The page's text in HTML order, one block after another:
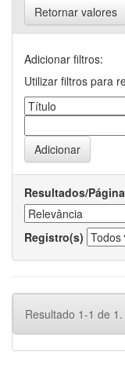
Retornar valores
Adicionar filtros:
Utilizar filtros para
Resultados/Página
Registro(s)
Resultado 1-1 de 1.